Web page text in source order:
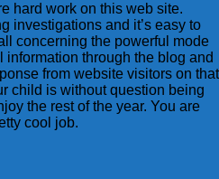
hard work on this web site.
investigations and it’s easy to
concerning the powerful mode
information through the blog and
from website visitors on that
child is without question being
the rest of the year. You are
cool job.